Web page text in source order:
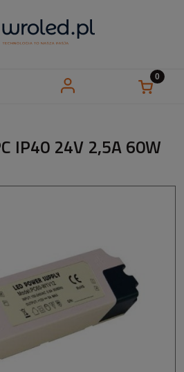
IP40 24V 2,5A 60W